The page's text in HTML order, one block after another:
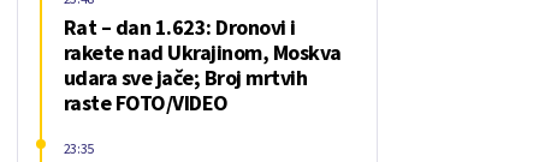
Rat – dan 1.623: Dronovi i
rakete nad Ukrajinom, Moskva
udara sve jače; Broj mrtvih
raste FOTO/VIDEO
23:35